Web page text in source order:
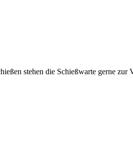
stehen die Schießwarte gerne zur